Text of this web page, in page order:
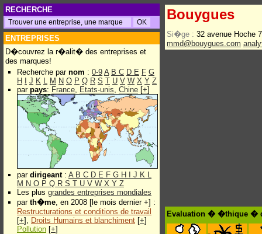
RECHERCHE
ENTREPRISES
D�couvrez la r�alit� des entreprises et
des marques!
Recherche par nom : 0-9 A B C D E F G
H
J K L M N O P Q R S T U V W X Y Z
par pays: France, Etats-unis, Chine [+]
par dirigeant: A B C D E F G H J K L
M N O P Q R S T U V W X Y Z
Les plus grandes entreprises mondiales
par th�me, en 2008 [le mois dernier +] :
Restructurations et conditions de travail
[+], Droits Humains et blanchiment [+]
Pollution [+]
Bouygues
Si�ge : 32 avenue Hoche
mmd@bouygues.com
Evaluation � �thique �